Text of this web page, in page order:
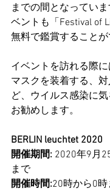
までの間となってい
ベントも「Festival of
無料で鑑賞することが
イベントを訪れる際
マスクを装着する、
ど、ウイルス感染に
お勧めします。
BERLIN leuchtet 2020
開催期間: 2020年9月
まで
開催時間:20時から0時